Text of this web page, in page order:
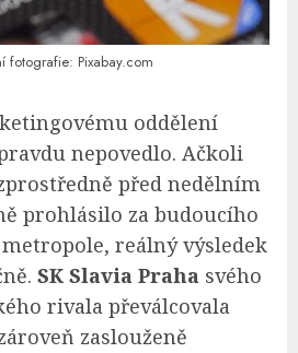
fotografie: Pixabay.com
oddělení
nepovedlo. Ačkoli
před nedělním
prohlásilo za budoucího
reálný výsledek
SK Slavia Praha svého
rivala převálcovala
zaslouženě